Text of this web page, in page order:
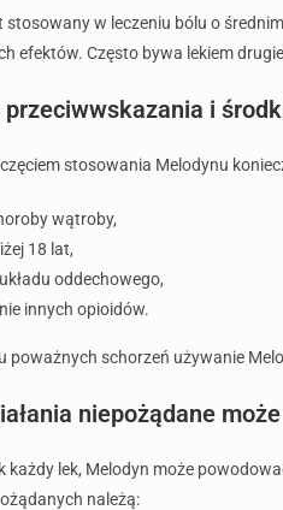
stosowany w leczeniu bólu o
efektów. Często bywa lekiem
i
stosowania Melodynu
wątroby,
18 lat,
oddechowego,
innych opioidów.
poważnych schorzeń używanie
niepożądane
każdy lek, Melodyn może
należą: